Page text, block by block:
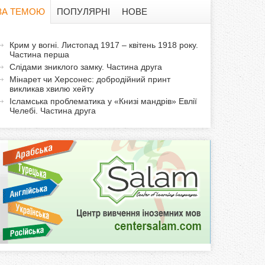
а
ф
о
р
м
ТЕМОЮ
т
в
ПОПУЛЯРНІ НОВЕ
Крим у вогні. Листопад 1917 – квітень 1918 року.
Частина перша
Слідами зниклого замку. Частина друга
Мінарет чи Херсонес: добродійний принт
викликав хвилю хейту
Ісламська проблематика у «Книзі мандрів» Евлії
Челебі. Частина друга